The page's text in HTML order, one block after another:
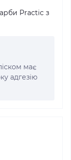
Practic з
має
адгезію